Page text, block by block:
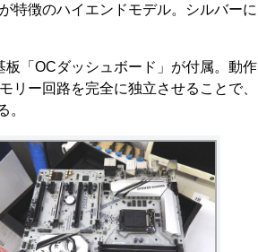
特徴のハイエンドモデル。シルバーに
「OCダッシュボード」が付属。動作
リー回路を完全に独立させることで、
。